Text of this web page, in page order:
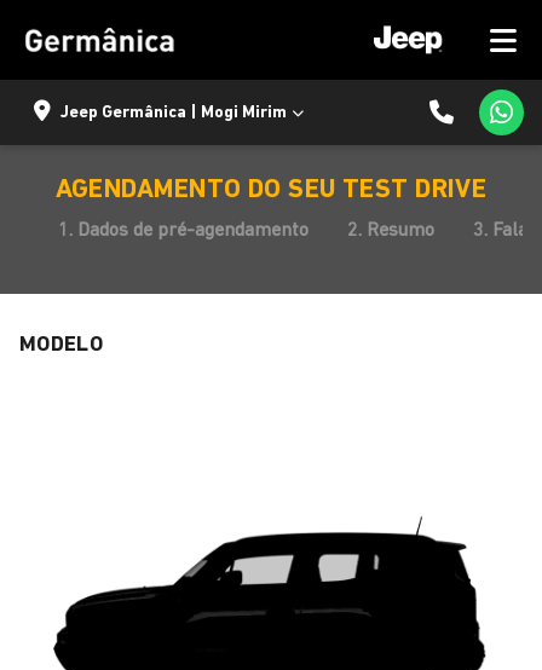
Jeep Germânica | Mogi Mirim
AGENDAMENTO DO SEU TEST DRIVE
1. Dados de pré-agendamento 2. Resumo 3.
MODELO